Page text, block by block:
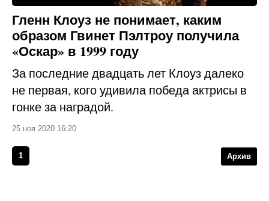
Гленн Клоуз не понимает, каким
образом Гвинет Пэлтроу получила
«Оскар» в 1999 году
За последние двадцать лет Клоуз далеко
не первая, кого удивила победа актрисы в
гонке за наградой.
25 ноя 2020 16:20
1 Архив